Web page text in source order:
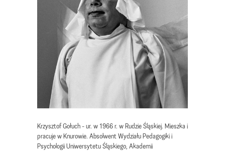
Krzysztof Gołuch - ur. w 1966 r. w Rudzie Śląskiej. Mieszka i
pracuje w Knurowie. Absolwent Wydziału Pedagogiki i
Psychologii Uniwersytetu Śląskiego, Akademii